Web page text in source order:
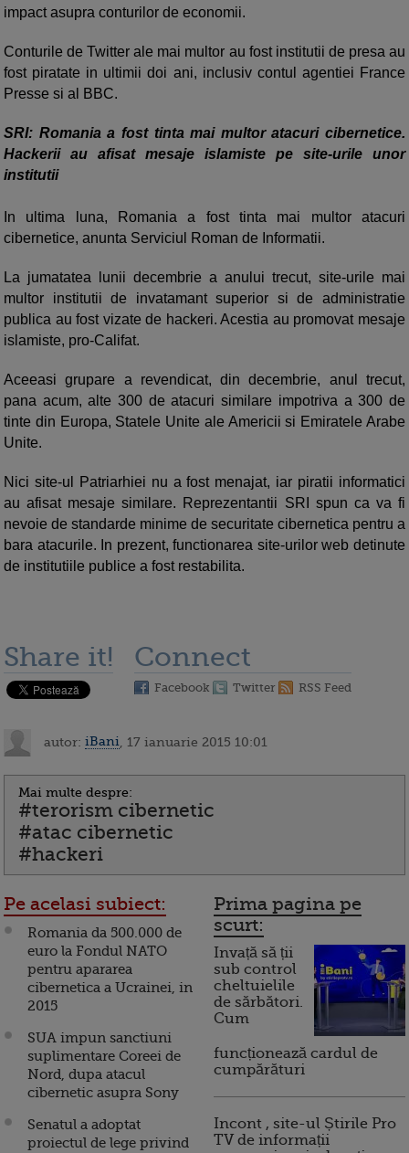
impact asupra conturilor de economii.
Conturile de Twitter ale mai multor au fost institutii de presa au
fost piratate in ultimii doi ani, inclusiv contul agentiei France
Presse si al BBC.
SRI: Romania a fost tinta mai multor atacuri cibernetice.
Hackerii au afisat mesaje islamiste pe site-urile unor
institutii
In ultima luna, Romania a fost tinta mai multor atacuri
cibernetice, anunta Serviciul Roman de Informatii.
La jumatatea lunii decembrie a anului trecut, site-urile mai
multor institutii de invatamant superior si de administratie
publica au fost vizate de hackeri. Acestia au promovat mesaje
islamiste, pro-Califat.
Aceeasi grupare a revendicat, din decembrie, anul trecut,
pana acum, alte 300 de atacuri similare impotriva a 300 de
tinte din Europa, Statele Unite ale Americii si Emiratele Arabe
Unite.
Nici site-ul Patriarhiei nu a fost menajat, iar piratii informatici
au afisat mesaje similare. Reprezentantii SRI spun ca va fi
nevoie de standarde minime de securitate cibernetica pentru a
bara atacurile. In prezent, functionarea site-urilor web detinute
de institutiile publice a fost restabilita.
Share it! Connect
Facebook Twitter RSS Feed
autor: iBani , 17 ianuarie 2015 10:01
Mai multe despre:
#terorism cibernetic
#atac cibernetic
#hackeri
Pe acelasi subiect:
Romania da 500.000 de
euro la Fondul NATO
pentru apararea
cibernetica a Ucrainei, in
2015
SUA impun sanctiuni
suplimentare Coreei de
Nord, dupa atacul
cibernetic asupra Sony
Senatul a adoptat
proiectul de lege privind
Prima pagina pe
scurt:
Invață să ții
sub control
cheltuielile
de sărbători.
Cum
funcționează cardul de
cumpărături
Incont , site-ul Știrile Pro
TV de informații